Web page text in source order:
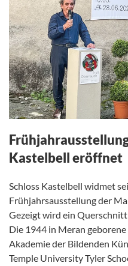
Kastelbell eröffnet
Schloss Kastelbell widmet
Frühjahrsausstellung der
Gezeigt wird ein
Die 1944 in Meran
Akademie der Bildenden
Temple University Tyler